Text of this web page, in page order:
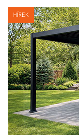
HÍREK